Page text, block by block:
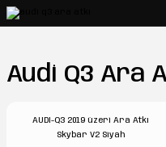
Audi Q3 Ara
AUDI-Q3 2019 üzeri Ara Atkı
Skybar V2 Siyah